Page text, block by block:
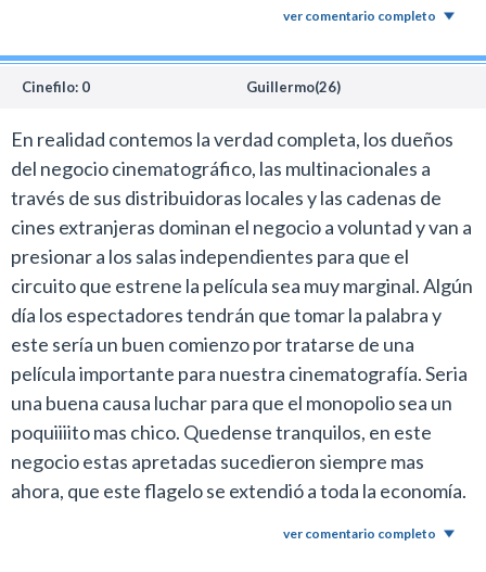
ver comentario completo
Cinefilo: 0 Guillermo(26)
En realidad contemos la verdad completa, los dueños
del negocio cinematográfico, las multinacionales a
través de sus distribuidoras locales y las cadenas de
cines extranjeras dominan el negocio a voluntad y van a
presionar a los salas independientes para que el
circuito que estrene la película sea muy marginal. Algún
día los espectadores tendrán que tomar la palabra y
este sería un buen comienzo por tratarse de una
película importante para nuestra cinematografía. Seria
una buena causa luchar para que el monopolio sea un
poquiiiito mas chico. Quedense tranquilos, en este
negocio estas apretadas sucedieron siempre mas
ahora, que este flagelo se extendió a toda la economía.
ver comentario completo